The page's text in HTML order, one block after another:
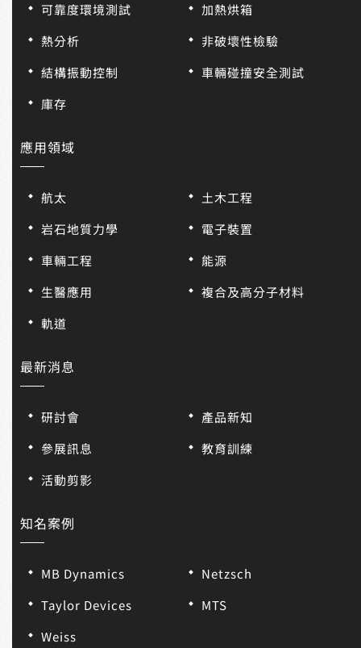
可靠度環境測試
加熱烘箱
熱分析
非破壞性檢驗
結構振動控制
車輛碰撞安全測試
庫存
應用領域
航太
土木工程
岩石地質力學
電子裝置
車輛工程
能源
生醫應用
複合及高分子材料
軌道
最新消息
研討會
產品新知
參展訊息
教育訓練
活動剪影
知名案例
MB Dynamics
Netzsch
Taylor Devices
MTS
Weiss